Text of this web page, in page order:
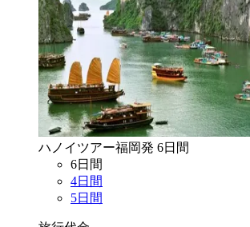
ハノイ ツアー福岡発 6日間
6日間
4日間
5日間